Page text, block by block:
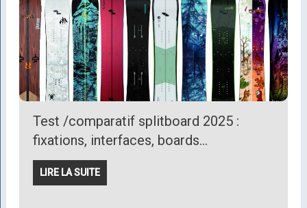
Test /comparatif splitboard 2025 :
fixations, interfaces, boards…
LIRE LA SUITE